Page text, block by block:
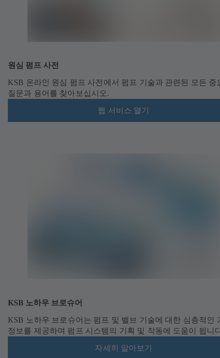
원심 펌프 사전
KSB 온라인 원심 펌프 사전에서 펌프 기술과 관련된 모든 중
질문과 용어를 찾아보십시오.
웹 서비스 열기
KSB 노하우 브로슈어
KSB 노하우 브로슈어는 펌프 및 밸브 기술에 대한 심층적인
정보를 제공하며 펌프 시스템의 기획 및 작동에 도움이 됩니
자세히 알아보기